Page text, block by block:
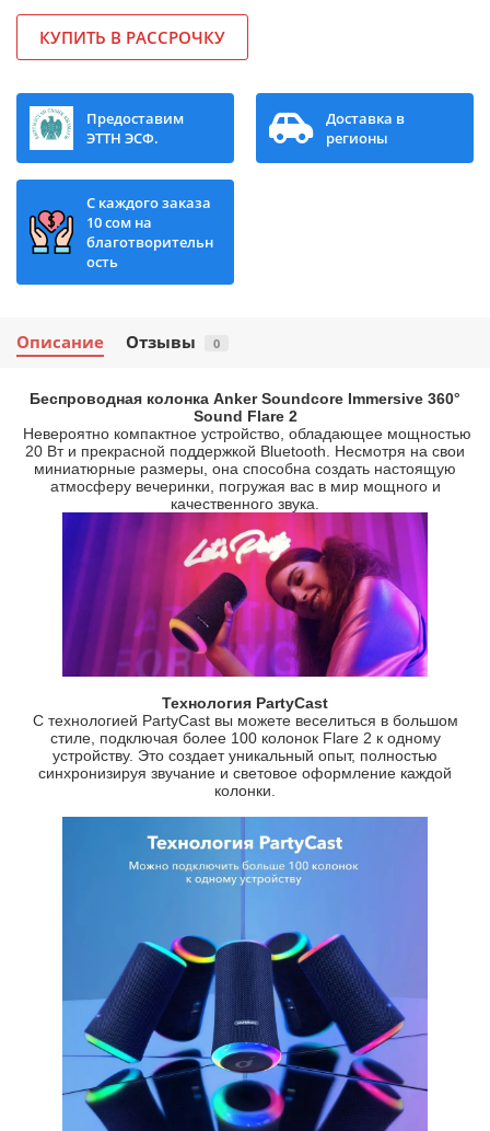
КУПИТЬ В РАССРОЧКУ
Предоставим
ЭТТН ЭСФ.
Доставка в
регионы
С каждого заказа
10 сом на
благотворительн
ость
Описание Отзывы 0
Беспроводная колонка Anker Soundcore Immersive 360°
Sound Flare 2
Невероятно компактное устройство, обладающее мощностью
20 Вт и прекрасной поддержкой Bluetooth. Несмотря на свои
миниатюрные размеры, она способна создать настоящую
атмосферу вечеринки, погружая вас в мир мощного и
качественного звука.
Технология PartyCast
С технологией PartyCast вы можете веселиться в большом
стиле, подключая более 100 колонок Flare 2 к одному
устройству. Это создает уникальный опыт, полностью
синхронизируя звучание и световое оформление каждой
колонки.